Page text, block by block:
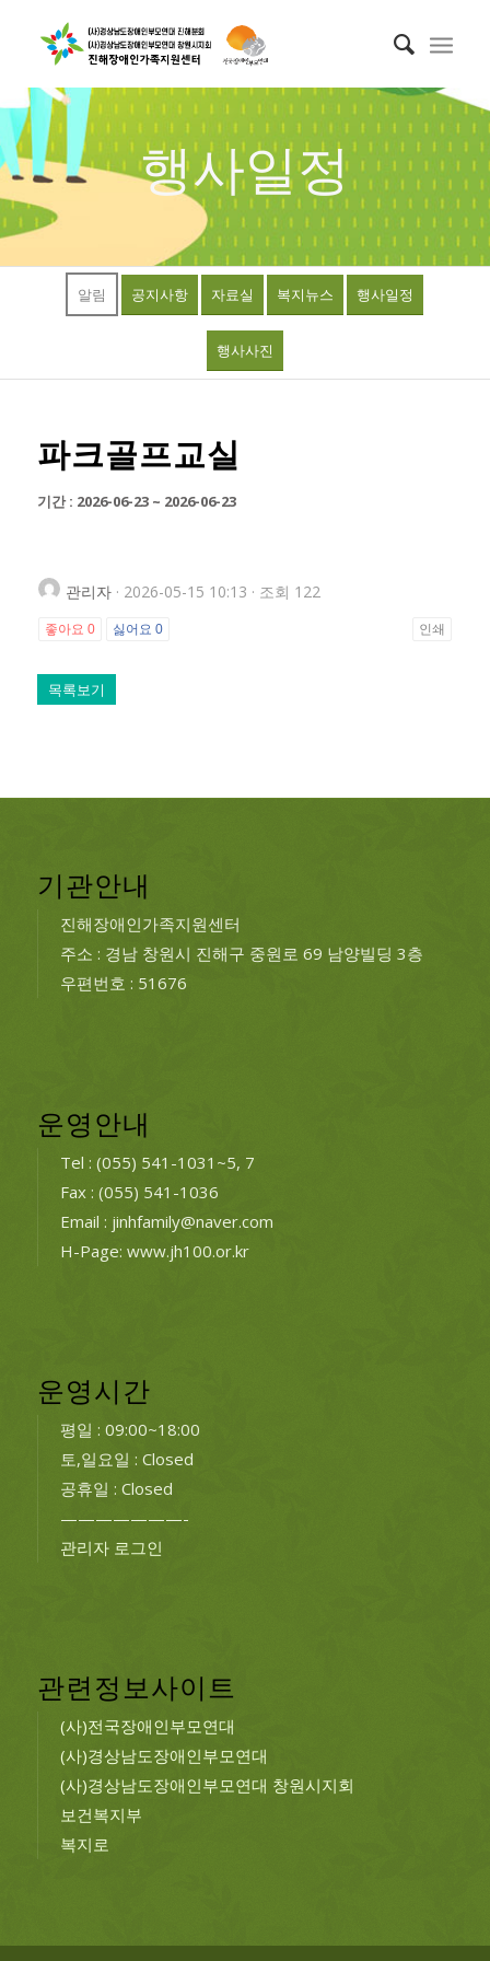
행사일정
알림 공지사항 자료실 복지뉴스 행사일정
행사사진
파크골프교실
기간 : 2026-06-23 ~ 2026-06-23
관리자 · 2026-05-15 10:13 · 조회 122
좋아요 0 싫어요 0 인쇄
목록보기
기관안내
진해장애인가족지원센터
주소 : 경남 창원시 진해구 중원로 69 남양빌딩 3층
우편번호 : 51676
운영안내
Tel : (055) 541-1031~5, 7
Fax : (055) 541-1036
Email : jinhfamily@naver.com
H-Page: www.jh100.or.kr
운영시간
평일 : 09:00~18:00
토,일요일 : Closed
공휴일 : Closed
———————-
관리자 로그인
관련정보사이트
(사)전국장애인부모연대
(사)경상남도장애인부모연대
(사)경상남도장애인부모연대 창원시지회
보건복지부
복지로